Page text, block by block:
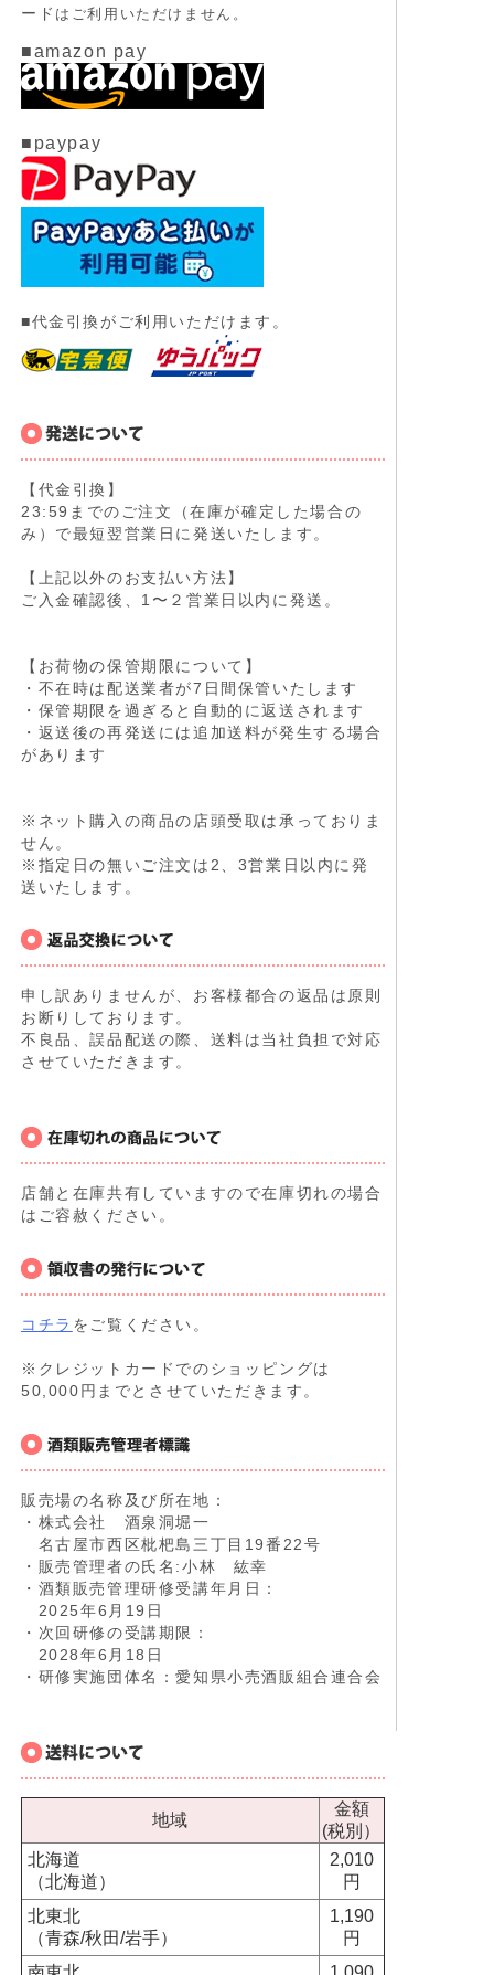
ード はご利用いただけません。
■amazon pay
■paypay
■代金引換がご利用いただけます。
【代金引換】
23:59までのご注文（在庫が確定した場合の
み）で最短翌営業日に発送いたします。
【上記以外のお支払い方法】
ご入金確認後、1〜２営業日以内に発送。
【お荷物の保管期限について】
・不在時は配送業者が7日間保管いたします
・保管期限を過ぎると自動的に返送されます
・返送後の再発送には追加送料が発生する場合
があります
※ネット購入の商品の店頭受取は承っておりま
せん。
※指定日の無いご注文は2、3営業日以内に発
送いたします。
申し訳ありませんが、お客様都合の返品は原則
お断りしております。
不良品、誤品配送の際、送料は当社負担で対応
させていただきます。
店舗と在庫共有していますので在庫切れの場合
はご容赦ください。
コチラ をご覧ください。
※クレジットカードでのショッピングは
50,000円までとさせていただきます。
販売場の名称及び所在地：
・株式会社 酒泉洞堀一
名古屋市西区枇杷島三丁目19番22号
・販売管理者の氏名:小林 紘幸
・酒類販売管理研修受講年月日：
2025年6月19日
・次回研修の受講期限：
2028年6月18日
・研修実施団体名：愛知県小売酒販組合連合会
地域
金額
(税別）
北海道
（北海道）
2,010
円
北東北
（青森/秋田/岩手）
1,190
円